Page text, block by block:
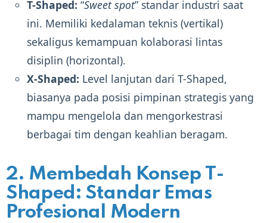
T-Shaped: “Sweet spot” standar industri saat
ini. Memiliki kedalaman teknis (vertikal)
sekaligus kemampuan kolaborasi lintas
disiplin (horizontal).
X-Shaped: Level lanjutan dari T-Shaped,
biasanya pada posisi pimpinan strategis yang
mampu mengelola dan mengorkestrasi
berbagai tim dengan keahlian beragam.
2. Membedah Konsep T-
Shaped: Standar Emas
Profesional Modern